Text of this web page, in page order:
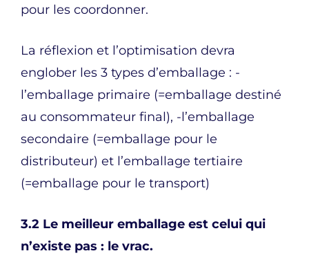
pour les coordonner.
La réflexion et l’optimisation devra
englober les 3 types d’emballage : -
l’emballage primaire (=emballage destiné
au consommateur final), -l’emballage
secondaire (=emballage pour le
distributeur) et l’emballage tertiaire
(=emballage pour le transport)
3.2 Le meilleur emballage est celui qui
n’existe pas : le vrac.